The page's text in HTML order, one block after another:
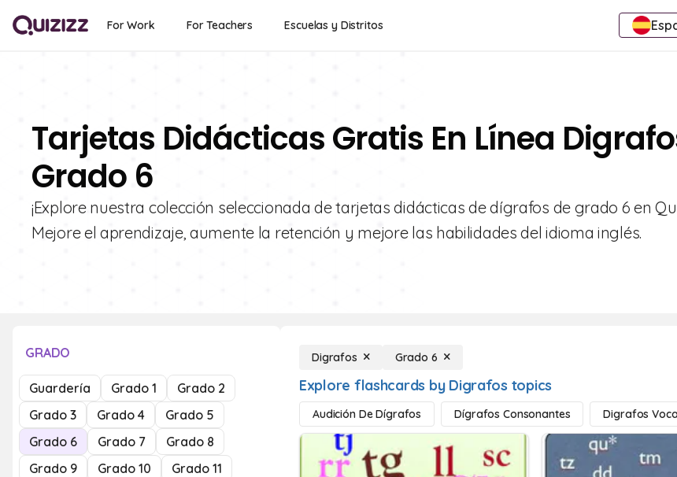
For Work For Teachers Escuelas y Distritos
Tarjetas Didácticas Gratis En Línea
Grado 6
¡Explore nuestra colección seleccionada de tarjetas didácticas de dígrafos de grado 6 en
Mejore el aprendizaje, aumente la retención y mejore las habilidades del idioma inglés.
GRADO
Guardería Grado 1
Grado 2
Grado 3
Grado 4
Grado 5
Grado 6
Grado 7
Grado 8
Grado 9
Grado 10
Grado 11
Digrafos Grado 6
Explore flashcards by Digrafos topics
Audición De Dígrafos Dígrafos Consonantes Digrafos